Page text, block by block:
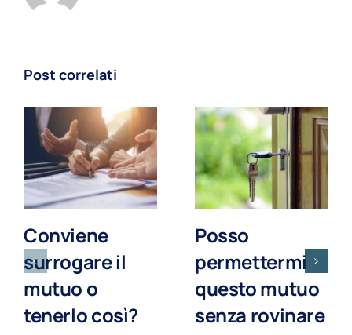
Post correlati
Conviene
surrogare il
mutuo o
tenerlo così?
Posso
permettermi
questo mutuo
senza rovinare